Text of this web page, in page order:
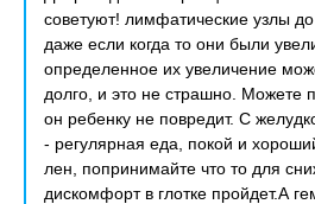
советуют! лимфатические узлы
даже если когда то они были
определенное их увеличение
долго, и это не страшно. Можете
он ребенку не повредит. С
- регулярная еда, покой и
лен, попринимайте что то для
дискомфорт в глотке пройдет.А